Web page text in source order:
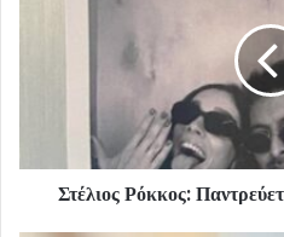
Στέλιος Ρόκκος: